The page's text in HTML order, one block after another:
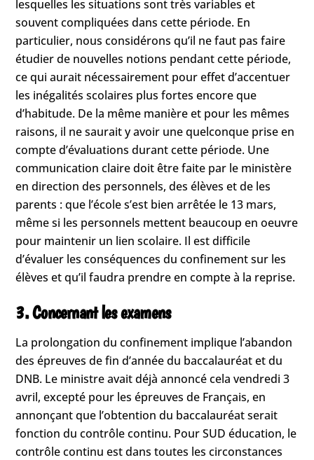
lesquelles les situations sont très variables et
souvent compliquées dans cette période. En
particulier, nous considérons qu’il ne faut pas faire
étudier de nouvelles notions pendant cette période,
ce qui aurait nécessairement pour effet d’accentuer
les inégalités scolaires plus fortes encore que
d’habitude. De la même manière et pour les mêmes
raisons, il ne saurait y avoir une quelconque prise en
compte d’évaluations durant cette période. Une
communication claire doit être faite par le ministère
en direction des personnels, des élèves et de les
parents : que l’école s’est bien arrêtée le 13 mars,
même si les personnels mettent beaucoup en oeuvre
pour maintenir un lien scolaire. Il est difficile
d’évaluer les conséquences du confinement sur les
élèves et qu’il faudra prendre en compte à la reprise.
3. Concernant les examens
La prolongation du confinement implique l’abandon
des épreuves de fin d’année du baccalauréat et du
DNB. Le ministre avait déjà annoncé cela vendredi 3
avril, excepté pour les épreuves de Français, en
annonçant que l’obtention du baccalauréat serait
fonction du contrôle continu. Pour SUD éducation, le
contrôle continu est dans toutes les circonstances